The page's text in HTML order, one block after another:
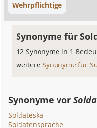
Wehrpflichtige
Synonyme für
12 Synonyme in 1
weitereSynonyme für
Synonyme vor
Soldateska
Soldatensprache